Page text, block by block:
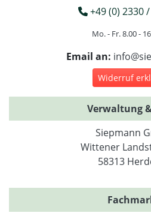
+49 (0) 2330
Mo. - Fr. 8.00 -
Email an:
Widerruf
Verwaltung
Siepmann
Wittener
58313